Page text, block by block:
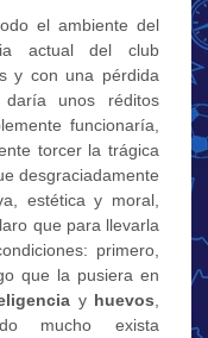
el ambiente del
actual del club
y con una pérdida
unos réditos
funcionaría,
torcer la trágica
desgraciadamente
estética y moral,
que para llevarla
primero,
que la pusiera en
y huevos,
mucho exista